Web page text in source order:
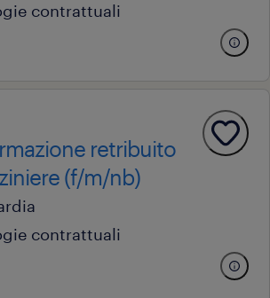
contrattuali
retribuito
(f/m/nb)
contrattuali